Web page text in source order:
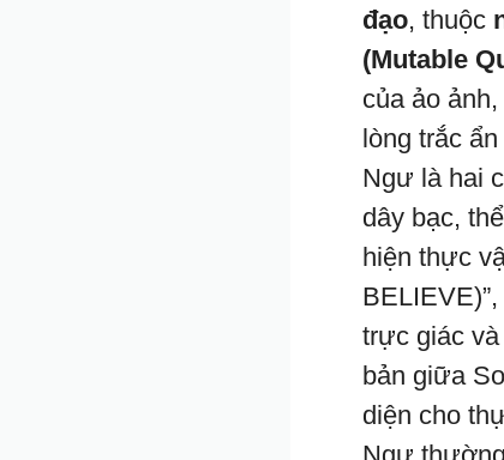
đạo, thuộc
(Mutable
của ảo
lòng trắc
Ngư là hai
dây bạc,
hiện thực
trực giác
bản giữa
diện cho